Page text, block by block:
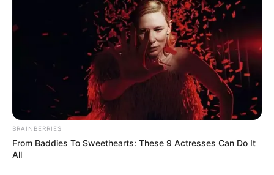
See The Incredible Physical Transformations Of
These Stars
BRAINBERRIES
From Baddies To Sweethearts: These 9 Actresses Can Do It
All